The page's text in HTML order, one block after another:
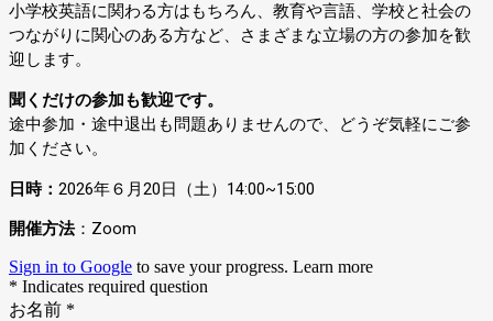
小学校英語に関わる方はもちろん、教育や言語、学校と社会の
つながりに関心のある方など、さまざまな立場の方の参加を歓
迎します。
聞くだけの参加も歓迎です。
途中参加・途中退出も問題ありませんので、どうぞ気軽にご参
加ください。
日時： 2026年６月20日（土）14:00~15:00
開催方法：Zoom
Sign in to Google to save your progress. Learn more
* Indicates required question
お名前 *